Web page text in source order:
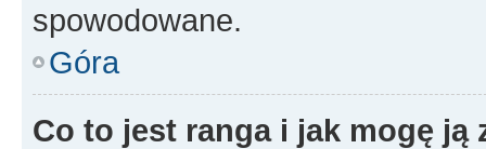
spowodowane.
Góra
Co to jest ranga i jak mogę ją